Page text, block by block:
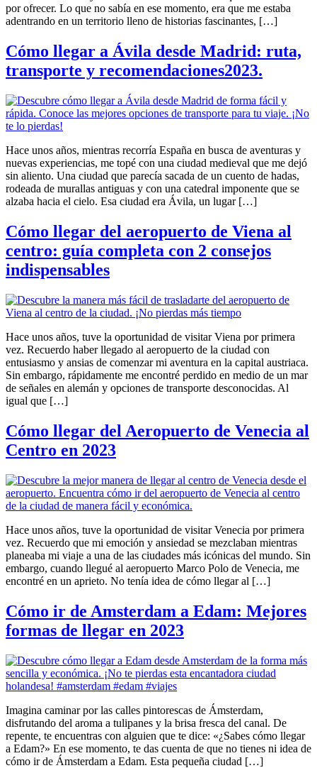
por ofrecer. Lo que no sabía en ese momento, era que me estaba
adentrando en un territorio lleno de historias fascinantes, […]
Cómo llegar a Ávila desde Madrid: ruta,
transporte y recomendaciones2023.
Hace unos años, mientras recorría España en busca de aventuras y
nuevas experiencias, me topé con una ciudad medieval que me dejó
sin aliento. Una ciudad que parecía sacada de un cuento de hadas,
rodeada de murallas antiguas y con una catedral imponente que se
alzaba hacia el cielo. Esa ciudad era Ávila, un lugar […]
Cómo llegar del aeropuerto de Viena al
centro: guía completa con 2 consejos
indispensables
Hace unos años, tuve la oportunidad de visitar Viena por primera
vez. Recuerdo haber llegado al aeropuerto de la ciudad con
entusiasmo y ansias de comenzar mi aventura en la capital austriaca.
Sin embargo, rápidamente me encontré perdido en medio de un mar
de señales en alemán y opciones de transporte desconocidas. Al
igual que […]
Cómo llegar del Aeropuerto de Venecia al
Centro en 2023
Hace unos años, tuve la oportunidad de visitar Venecia por primera
vez. Recuerdo que mi emoción y ansiedad se mezclaban mientras
planeaba mi viaje a una de las ciudades más icónicas del mundo. Sin
embargo, cuando llegué al aeropuerto Marco Polo de Venecia, me
encontré en un aprieto. No tenía idea de cómo llegar al […]
Cómo ir de Amsterdam a Edam: Mejores
formas de llegar en 2023
Imagina caminar por las calles pintorescas de Ámsterdam,
disfrutando del aroma a tulipanes y la brisa fresca del canal. De
repente, te encuentras con alguien que te dice: «¿Sabes cómo llegar
a Edam?» En ese momento, te das cuenta de que no tienes ni idea de
cómo ir de Ámsterdam a Edam. Esta pequeña ciudad […]